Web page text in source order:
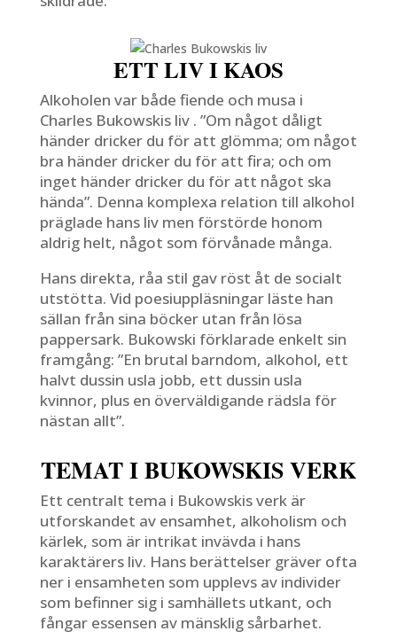
ETT LIV I KAOS
Alkoholen var både fiende och musa i
Charles Bukowskis liv . ”Om något dåligt
händer dricker du för att glömma; om något
bra händer dricker du för att fira; och om
inget händer dricker du för att något ska
hända”. Denna komplexa relation till alkohol
präglade hans liv men förstörde honom
aldrig helt, något som förvånade många.
Hans direkta, råa stil gav röst åt de socialt
utstötta. Vid poesiuppläsningar läste han
sällan från sina böcker utan från lösa
pappersark. Bukowski förklarade enkelt sin
framgång: ”En brutal barndom, alkohol, ett
halvt dussin usla jobb, ett dussin usla
kvinnor, plus en överväldigande rädsla för
nästan allt”.
TEMAT I BUKOWSKIS VERK
Ett centralt tema i Bukowskis verk är
utforskandet av ensamhet, alkoholism och
kärlek, som är intrikat invävda i hans
karaktärers liv. Hans berättelser gräver ofta
ner i ensamheten som upplevs av individer
som befinner sig i samhällets utkant, och
fångar essensen av mänsklig sårbarhet.